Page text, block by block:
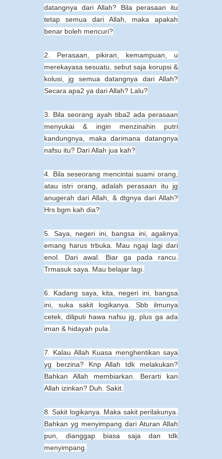
datangnya dari Allah? Bila perasaan itu
tetap semua dari Allah, maka apakah
benar boleh mencuri?
2. Perasaan, pikiran, kemampuan, u
merekayasa sesuatu, sebut saja korupsi &
kolusi, jg semua datangnya dari Allah?
Secara apa2 ya dari Allah? Lalu?
3. Bila seorang ayah tiba2 ada perasaan
menyukai & ingin menzinahin putri
kandungnya, maka darimana datangnya
nafsu itu? Dari Allah jua kah?
4. Bila seseorang mencintai suami orang,
atau istri orang, adalah perasaan itu jg
anugerah dari Allah, & dtgnya dari Allah?
Hrs bgm kah dia?
5. Saya, negeri ini, bangsa ini, agaknya
emang harus trbuka. Mau ngaji lagi dari
enol. Dari awal. Biar ga pada rancu.
Trmasuk saya. Mau belajar lagi.
6. Kadang saya, kita, negeri ini, bangsa
ini, suka sakit logikanya. Sbb ilmunya
cetek, diliputi hawa nafsu jg, plus ga ada
iman & hidayah pula.
7. Kalau Allah Kuasa menghentikan saya
yg berzina? Knp Allah tdk melakukan?
Bahkan Allah membiarkan. Berarti kan
Allah izinkan? Duh. Sakit.
8. Sakit logikanya. Maka sakit perilakunya.
Bahkan yg menyimpang dari Aturan Allah
pun, dianggap biasa saja dan tdk
menyimpang.